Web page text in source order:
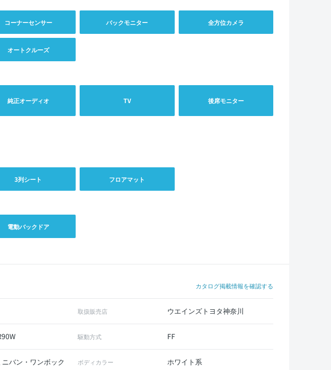
コーナーセンサー バックモニター 全方位カメラ
オートクルーズ
純正オーディオ TV 後席モニター
3列シート フロアマット
電動バックドア
カタログ掲載情報を確認する
取扱販売店 ウエインズトヨタ神奈川
駆動方式 FF
バン・ワンボック
ボディカラー ホワイト系